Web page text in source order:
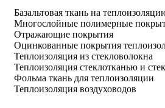
Базальтовая ткань на
Многослойные полимерные
Отражающие покрытия
Оцинкованные покрытия
Теплоизоляция из стекловолокна
Теплоизоляция стеклотканью и
Фольма ткань для теплоизоляции
Теплоизоляция воздуховодов